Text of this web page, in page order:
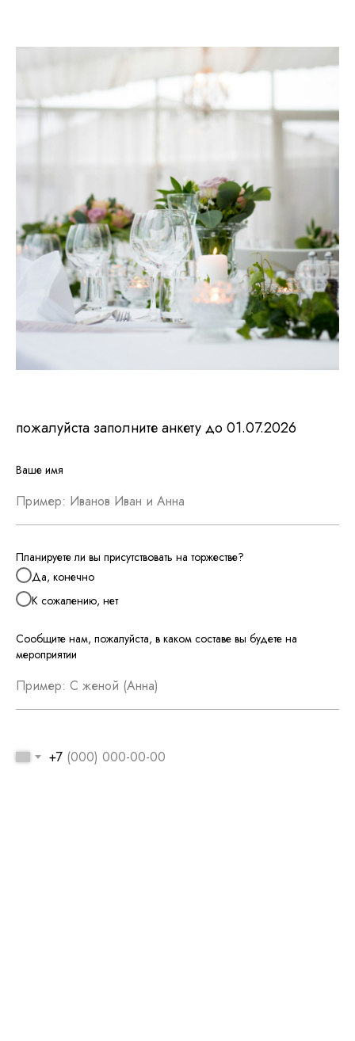
пожалуйста заполните анкету до 01.07.2026
Ваше имя
Планируете ли вы присутствовать на торжестве?
Да, конечно
К сожалению, нет
Сообщите нам, пожалуйста, в каком составе вы будете на
мероприятии
+7